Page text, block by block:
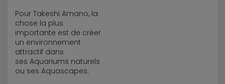
Pour Takeshi Amano, la
chose la plus
importante est de créer
un environnement
attractif dans
ses Aquariums naturels
ou ses Aquascapes.